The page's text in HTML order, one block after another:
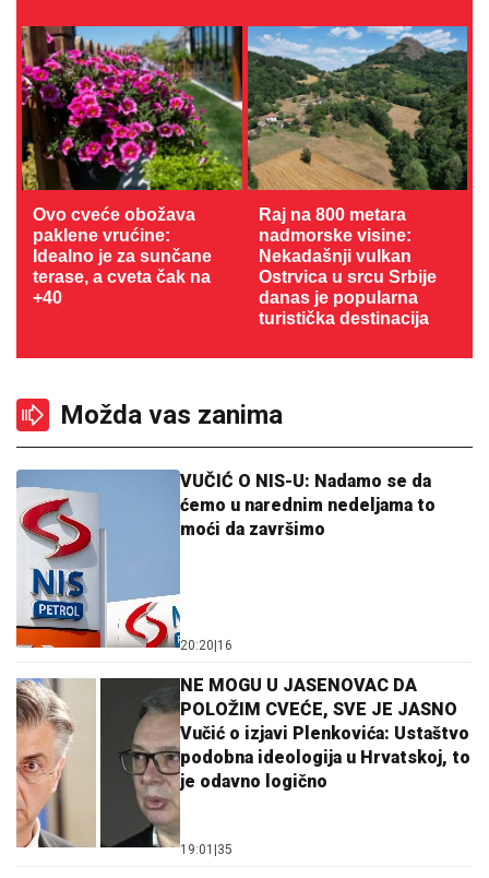
Ovo cveće obožava
paklene vrućine:
Idealno je za sunčane
terase, a cveta čak na
+40
Raj na 800 metara
nadmorske visine:
Nekadašnji vulkan
Ostrvica u srcu Srbije
danas je popularna
turistička destinacija
Možda vas zanima
VUČIĆ O NIS-U: Nadamo se da
ćemo u narednim nedeljama to
moći da završimo
20:20 16
NE MOGU U JASENOVAC DA
POLOŽIM CVEĆE, SVE JE JASNO
Vučić o izjavi Plenkovića: Ustaštvo
podobna ideologija u Hrvatskoj, to
je odavno logično
19:01 35